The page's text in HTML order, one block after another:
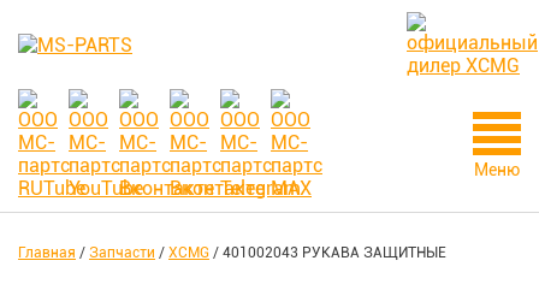
Меню
Главная / Запчасти / XCMG / 401002043 РУКАВА ЗАЩИТНЫЕ